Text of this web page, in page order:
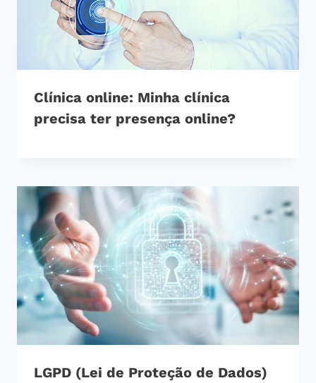
Clínica online: Minha clínica
precisa ter presença online?
LGPD (Lei de Proteção de Dados)